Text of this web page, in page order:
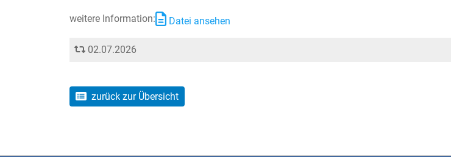
weitere Information: Datei ansehen
02.07.2026
zurück zur Übersicht